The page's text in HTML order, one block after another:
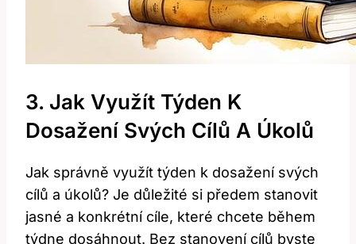
3. Jak Využít Týden K
Dosažení Svých Cílů A Úkolů
Jak správně využít týden k dosažení svých
cílů a úkolů? Je důležité si předem stanovit
jasné a konkrétní cíle, které chcete během
týdne dosáhnout. Bez stanovení cílů byste